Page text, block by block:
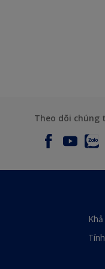
Theo dõi chúng